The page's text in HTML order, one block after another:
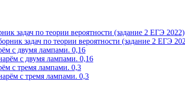
задач по теории вероятности (задание 2 ЕГЭ 2022)
с двумя лампами. 0,16
с тремя лампами. 0,3